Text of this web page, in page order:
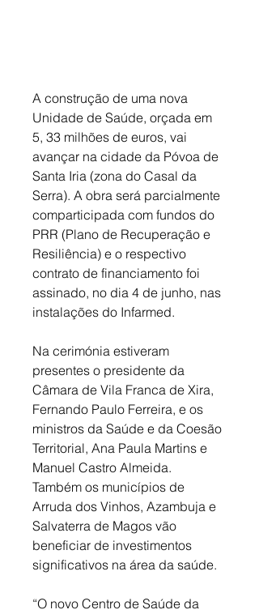
A construção de uma nova
Unidade de Saúde, orçada em
5, 33 milhões de euros, vai
avançar na cidade da Póvoa de
Santa Iria (zona do Casal da
Serra). A obra será parcialmente
comparticipada com fundos do
PRR (Plano de Recuperação e
Resiliência) e o respectivo
contrato de financiamento foi
assinado, no dia 4 de junho, nas
instalações do Infarmed.
Na cerimónia estiveram
presentes o presidente da
Câmara de Vila Franca de Xira,
Fernando Paulo Ferreira, e os
ministros da Saúde e da Coesão
Territorial, Ana Paula Martins e
Manuel Castro Almeida.
Também os municípios de
Arruda dos Vinhos, Azambuja e
Salvaterra de Magos vão
beneficiar de investimentos
significativos na área da saúde.
“O novo Centro de Saúde da